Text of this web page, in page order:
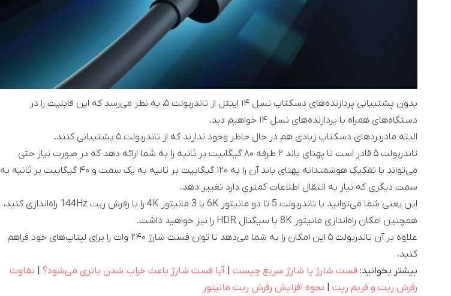
بدون پشتیبانی پردازنده‌های دسکتاپ نسل ۱۴ اینتل از تاندربولت ۵، به نظر می‌رسد که این قابلیت را در
دستگاه‌های همراه با پردازنده‌های نسل ۱۴ خواهیم دید.
البته مادربرد‌های دسکتاپ زیادی هم در حال حاظر وجود ندارند که از تاندربولت ۵ پشتیبانی کنند.
تاندربولت ۵ قادر است تا پهنای باند ۲ طرفه ۸۰ گیگابیت بر ثانیه را به شما ارائه دهد که در صورت نیاز حتی
می‌تواند با تفکیک هوشمندانه پهنای باند آن را به ۱۲۰ گیگابیت بر ثانیه به یک سمت و ۴۰ گیگابیت بر ثانیه به
سمت دیگری که نیاز به انتقال اطلاعات کمتری دارد تغییر دهد.
این یعنی شما می‌توانید با تاندربولت 5 تا دو مانیتور 6K یا 3 مانیتور 4K را با رفرش ریت 144Hz راه‌اندازی کنید،
همچنین امکان راه‌اندازی مانیتور 8K با سیگنال HDR را نیز خواهید داشت.
علاوه بر آن تاندربولت ۵ این امکان را به شما می‌دهد تا توان فست شارژ ۲۴۰ وات را برای لپتاپ‌های خود فراهم
کنید.
بیشتر بخوانید: فست شارژ یا شارژ سریع چیست آیا فست شارژ باعث خراب شدن باتری می‌شود؟
تفاوت
رفرش ریت و فریم ریت
نحوه افزایش رفرش ریت مانیتور